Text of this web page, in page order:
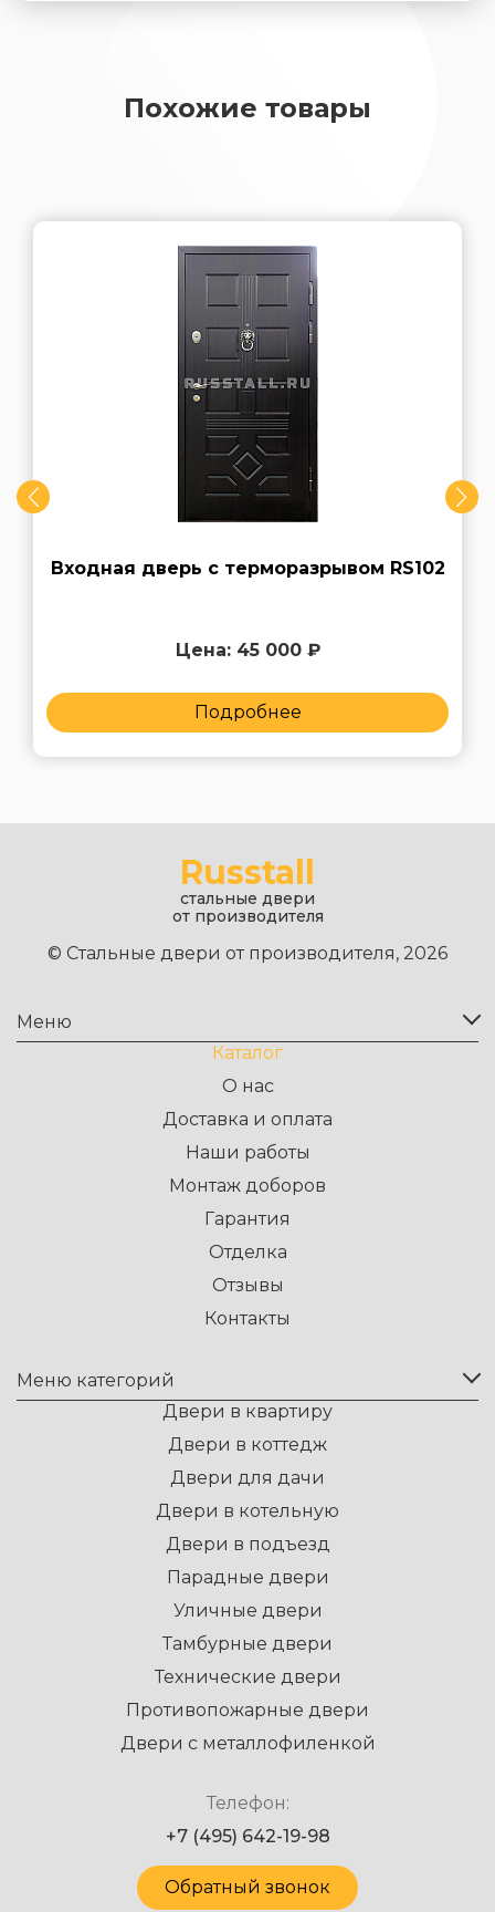
Похожие товары
Входная дверь с терморазрывом RS102
Цена: 45 000 ₽
Подробнее
Russtall
стальные двери
от производителя
© Стальные двери от производителя, 2026
Меню
Каталог
О нас
Доставка и оплата
Наши работы
Монтаж доборов
Гарантия
Отделка
Отзывы
Контакты
Меню категорий
Двери в квартиру
Двери в коттедж
Двери для дачи
Двери в котельную
Двери в подъезд
Парадные двери
Уличные двери
Тамбурные двери
Технические двери
Противопожарные двери
Двери с металлофиленкой
Телефон:
+7 (495) 642-19-98
Обратный звонок